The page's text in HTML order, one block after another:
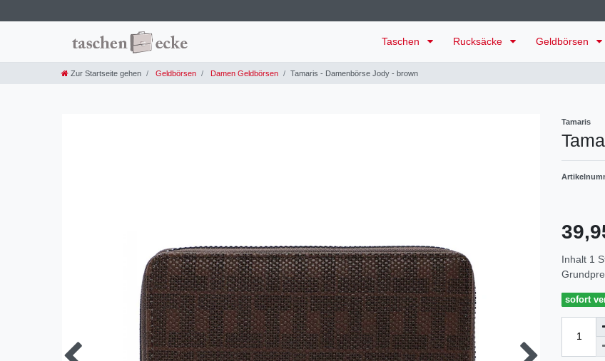
Taschen Rucksäcke Geldbörsen
Zur Startseite gehen Geldbörsen Damen Geldbörsen Tamaris - Damenbörse Jody - brown
Tamaris
Inhalt 1
sofort